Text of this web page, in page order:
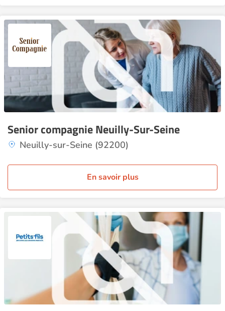
Senior compagnie Neuilly-Sur-Seine
Neuilly-sur-Seine (92200)
En savoir plus